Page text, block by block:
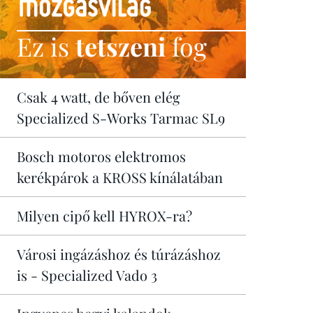
Ez istetszenifog
Csak 4 watt, de bőven elég
Specialized S-Works Tarmac SL9
Bosch motoros elektromos
kerékpárok a KROSS kínálatában
Milyen cipő kell HYROX-ra?
Városi ingázáshoz és túrázáshoz
is - Specialized Vado 3